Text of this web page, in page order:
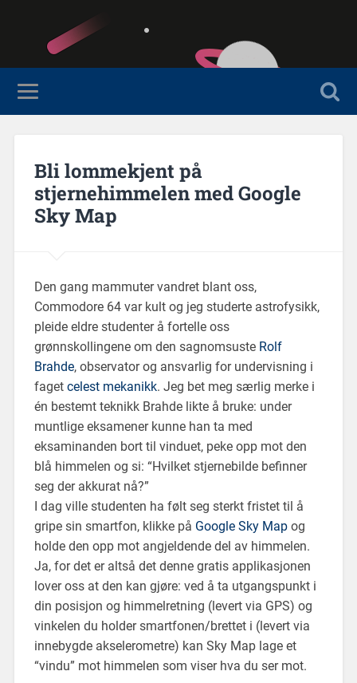
Bli lommekjent på
stjernehimmelen med Google
Sky Map
Den gang mammuter vandret blant oss,
Commodore 64 var kult og jeg studerte astrofysikk,
pleide eldre studenter å fortelle oss
grønnskollingene om den sagnomsuste Rolf
Brahde, observator og ansvarlig for undervisning i
faget celest mekanikk. Jeg bet meg særlig merke i
én bestemt teknikk Brahde likte å bruke: under
muntlige eksamener kunne han ta med
eksaminanden bort til vinduet, peke opp mot den
blå himmelen og si: “Hvilket stjernebilde befinner
seg der akkurat nå?”
I dag ville studenten ha følt seg sterkt fristet til å
gripe sin smartfon, klikke på Google Sky Mapog
holde den opp mot angjeldende del av himmelen.
Ja, for det er altså det denne gratis applikasjonen
lover oss at den kan gjøre: ved å ta utgangspunkt i
din posisjon og himmelretning (levert via GPS) og
vinkelen du holder smartfonen/brettet i (levert via
innebygde akselerometre) kan Sky Map lage et
“vindu” mot himmelen som viser hva du ser mot.